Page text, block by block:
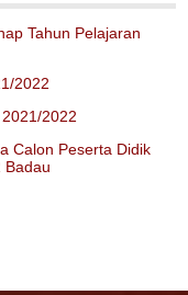
Tahun Pelajaran
2022
2021/2022
Calon Peserta Didik
Badau